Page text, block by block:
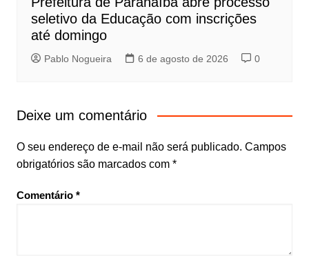
seletivo da Educação com inscrições
até domingo
Pablo Nogueira 6 de agosto de 2026 0
Deixe um comentário
O seu endereço de e-mail não será publicado. Campos
obrigatórios são marcados com *
Comentário *